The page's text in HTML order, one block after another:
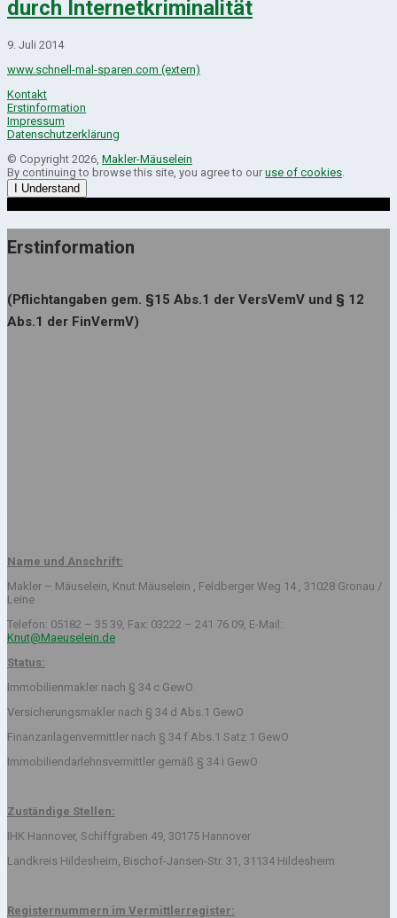
durch Internetkriminalität
9. Juli 2014
www.schnell-mal-sparen.com (extern)
Kontakt
Erstinformation
Impressum
Datenschutzerklärung
© Copyright 2026, Makler-Mäuselein
By continuing to browse this site, you agree to our use of cookies
I Understand
Erstinformation
(Pflichtangaben gem. §15 Abs.1 der VersVemV und § 12
Abs.1 der FinVermV)
Name und Anschrift:
Makler – Mäuselein, Knut Mäuselein , Feldberger Weg 14 , 31028 Gronau /
Leine
Telefon: 05182 – 35 39, Fax: 03222 – 241 76 09, E-Mail:
Knut@Maeuselein.de
Status:
Immobilienmakler nach § 34 c GewO
Versicherungsmakler nach § 34 d Abs.1 GewO
Finanzanlagenvermittler nach § 34 f Abs.1 Satz 1 GewO
Immobiliendarlehnsvermittler gemäß § 34 i GewO
Zuständige Stellen:
IHK Hannover, Schiffgraben 49, 30175 Hannover
Landkreis Hildesheim, Bischof-Jansen-Str. 31, 31134 Hildesheim
Registernummern im Vermittlerregister: